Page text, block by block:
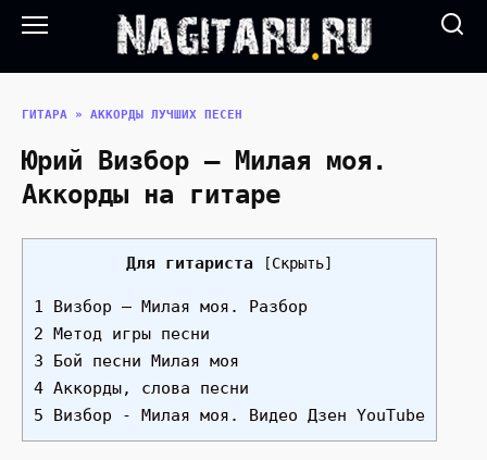
Перейти
ГИТАРА » АККОРДЫ ЛУЧШИХ ПЕСЕН
Юрий Визбор — Милая моя.
Аккорды на гитаре
Для гитариста [Скрыть]
1 Визбор — Милая моя. Разбор
2 Метод игры песни
3 Бой песни Милая моя
4 Аккорды, слова песни
5 Визбор - Милая моя. Видео Дзен YouTube